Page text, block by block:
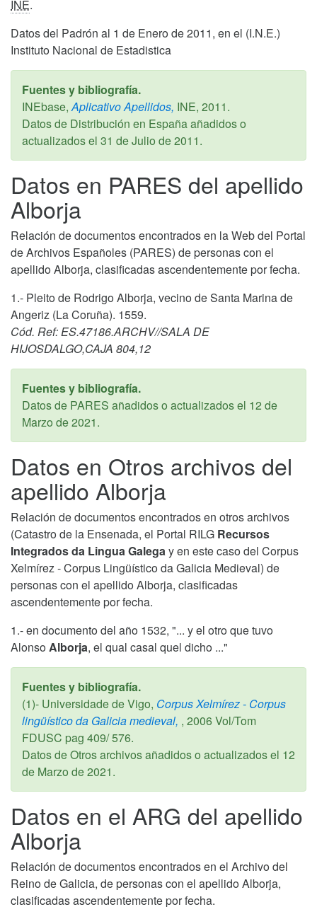
INE.
Datos del Padrón al 1 de Enero de 2011, en el (I.N.E.)
Instituto Nacional de Estadistica
Fuentes y bibliografía.
INEbase, Aplicativo Apellidos, INE, 2011.
Datos de Distribución en España añadidos o
actualizados el 31 de Julio de 2011.
Datos en PARES del apellido
Alborja
Relación de documentos encontrados en la Web del Portal
de Archivos Españoles (PARES) de personas con el
apellido Alborja, clasificadas ascendentemente por fecha.
1.- Pleito de Rodrigo Alborja, vecino de Santa Marina de
Angeriz (La Coruña). 1559.
Cód. Ref: ES.47186.ARCHV//SALA DE
HIJOSDALGO,CAJA 804,12
Fuentes y bibliografía.
Datos de PARES añadidos o actualizados el 12 de
Marzo de 2021.
Datos en Otros archivos del
apellido Alborja
Relación de documentos encontrados en otros archivos
(Catastro de la Ensenada, el Portal RILG Recursos
Integrados da Lingua Galega y en este caso del Corpus
Xelmírez - Corpus Lingüístico da Galicia Medieval) de
personas con el apellido Alborja, clasificadas
ascendentemente por fecha.
1.- en documento del año 1532, "... y el otro que tuvo
Alonso Alborja, el qual casal quel dicho ..."
Fuentes y bibliografía.
(1)- Universidade de Vigo, Corpus Xelmírez - Corpus
lingüístico da Galicia medieval, , 2006Vol/Tom
FDUSC pag 409/ 576.
Datos de Otros archivos añadidos o actualizados el 12
de Marzo de 2021.
Datos en el ARG del apellido
Alborja
Relación de documentos encontrados en el Archivo del
Reino de Galicia, de personas con el apellido Alborja,
clasificadas ascendentemente por fecha.